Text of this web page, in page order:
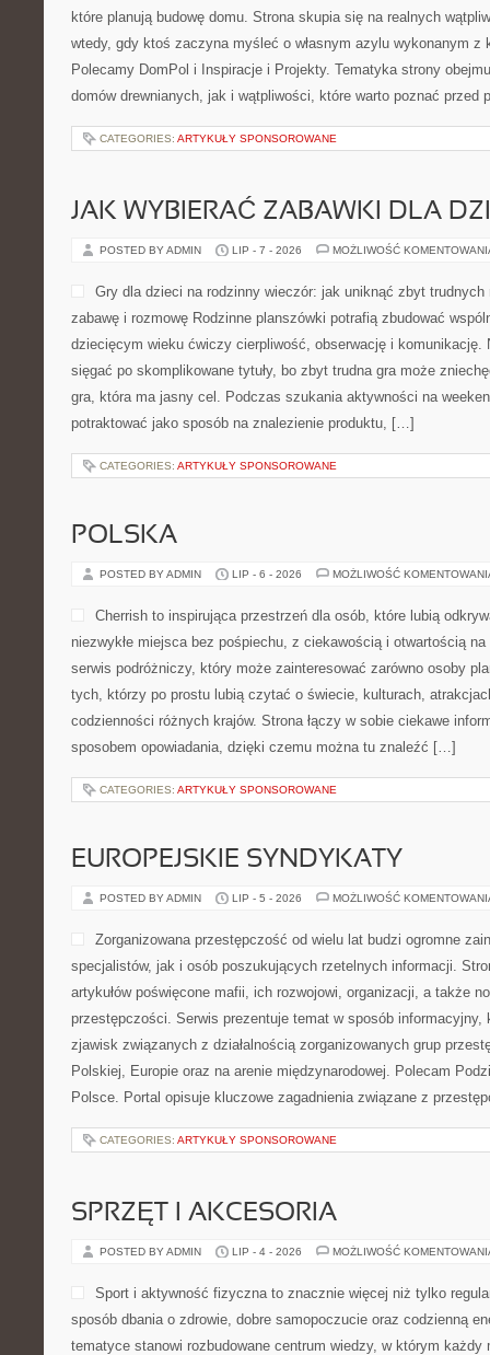
które planują budowę domu. Strona skupia się na realnych
wtedy, gdy ktoś zaczyna myśleć o własnym azylu wykonanym z
Polecamy DomPol i Inspiracje i Projekty. Tematyka strony
domów drewnianych, jak i wątpliwości, które warto poznać przed
CATEGORIES: ARTYKUŁY SPONSOROWANE
JAK WYBIERAĆ ZABAWKI DLA
POSTED BY ADMIN LIP - 7 - 2026 MOŻLIWOŚĆ
Gry dla dzieci na rodzinny wieczór: jak uniknąć zbyt trudnych
zabawę i rozmowę Rodzinne planszówki potrafią zbudować
dziecięcym wieku ćwiczy cierpliwość, obserwację i komunikację.
sięgać po skomplikowane tytuły, bo zbyt trudna gra może
gra, która ma jasny cel. Podczas szukania aktywności na
potraktować jako sposób na znalezienie produktu, […]
CATEGORIES: ARTYKUŁY SPONSOROWANE
POLSKA
POSTED BY ADMIN LIP - 6 - 2026 MOŻLIWOŚĆ
Cherrish to inspirująca przestrzeń dla osób, które lubią
niezwykłe miejsca bez pośpiechu, z ciekawością i otwartością
serwis podróżniczy, który może zainteresować zarówno osoby
tych, którzy po prostu lubią czytać o świecie, kulturach,
codzienności różnych krajów. Strona łączy w sobie ciekawe
sposobem opowiadania, dzięki czemu można tu znaleźć […]
CATEGORIES: ARTYKUŁY SPONSOROWANE
EUROPEJSKIE SYNDYKATY
POSTED BY ADMIN LIP - 5 - 2026 MOŻLIWOŚĆ
Zorganizowana przestępczość od wielu lat budzi ogromne
specjalistów, jak i osób poszukujących rzetelnych informacji.
artykułów poświęcone mafii, ich rozwojowi, organizacji, a także
przestępczości. Serwis prezentuje temat w sposób informacyjny,
zjawisk związanych z działalnością zorganizowanych grup
Polskiej, Europie oraz na arenie międzynarodowej. Polecam
Polsce. Portal opisuje kluczowe zagadnienia związane z
CATEGORIES: ARTYKUŁY SPONSOROWANE
SPRZĘT I AKCESORIA
POSTED BY ADMIN LIP - 4 - 2026 MOŻLIWOŚĆ
Sport i aktywność fizyczna to znacznie więcej niż tylko
sposób dbania o zdrowie, dobre samopoczucie oraz codzienną
tematyce stanowi rozbudowane centrum wiedzy, w którym każdy